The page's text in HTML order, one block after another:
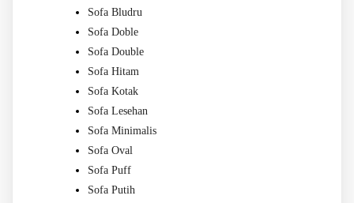
Sofa Bludru
Sofa Doble
Sofa Double
Sofa Hitam
Sofa Kotak
Sofa Lesehan
Sofa Minimalis
Sofa Oval
Sofa Puff
Sofa Putih